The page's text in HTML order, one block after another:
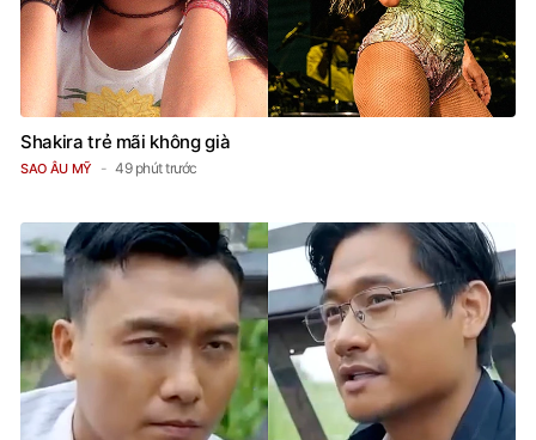
Shakira trẻ mãi không già
SAO ÂU MỸ 49 phút trước